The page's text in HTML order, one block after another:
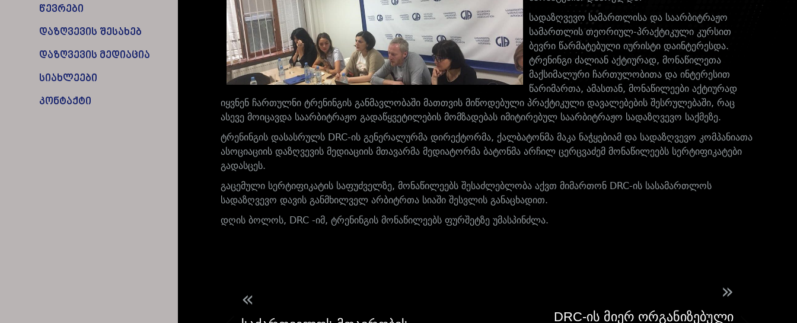
სადაზღვევო სამართლისა და საარბიტრაჟო
სამართლის თეორიულ-პრაქტიკული კურსით
ბევრი წარმატებული იურისტი დაინტერესდა.
ტრენინგი ძალიან აქტიურად, მონაწილეთა
მაქსიმალური ჩართულობითა და ინტერესით
წარიმართა, ამასთან, მონაწილეები აქტიურად
იყვნენ ჩართულნი ტრენინგის განმავლობაში მათთვის მიწოდებული პრაქტიკული დავალებების შესრულებაში, რაც
ასევე მოიცავდა საარბიტრაჟო გადაწყვეტილების მომზადებას იმიტირებულ საარბიტრაჟო სადაზღვევო საქმეზე.
ტრენინგის დასასრულს DRC-ის გენერალურმა დირექტორმა, ქალბატონმა მაკა ნაჭყებიამ და სადაზღვევო კომპანიათა
ასოციაციის დაზღვევის მედიაციის მთავარმა მედიატორმა ბატონმა არჩილ ცერცვაძემ მონაწილეებს სერტიფიკატები
გადასცეს.
გაცემული სერტიფიკატის საფუძველზე, მონაწილეებს შესაძლებლობა აქვთ მიმართონ DRC-ის სასამართლოს
სადაზღვევო დავის განმხილველ არბიტრთა სიაში შესვლის განაცხადით.
დღის ბოლოს, DRC -იმ, ტრენინგის მონაწილეებს ფურშეტზე უმასპინძლა.
« »
DRC-ის მიერ ორგანიზებული
წევრები
დაზღვევის შესახებ
დაზღვევის მედიაცია
სიახლეები
კონტაქტი